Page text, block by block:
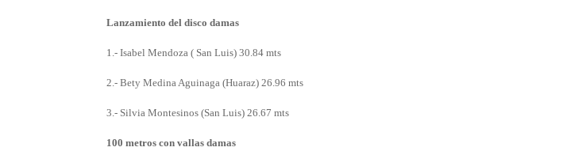
Lanzamiento del disco damas
1.- Isabel Mendoza ( San Luis) 30.84 mts
2.- Bety Medina Aguinaga (Huaraz) 26.96 mts
3.- Silvia Montesinos (San Luis) 26.67 mts
100 metros con vallas damas